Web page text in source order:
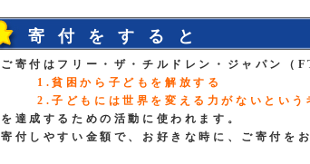
寄付をすると
ご寄付は フリー・ザ・チルドレン・ジャパン （
1.貧困から子どもを解放する
2.子どもには世界を変える力がないという
を達成するための活動に使われます。
寄付しやすい金額で、お好きな時に、ご寄付を